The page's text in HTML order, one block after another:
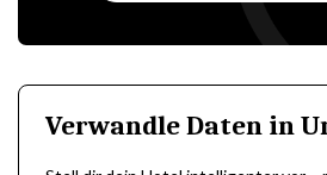
Verwandle Daten in